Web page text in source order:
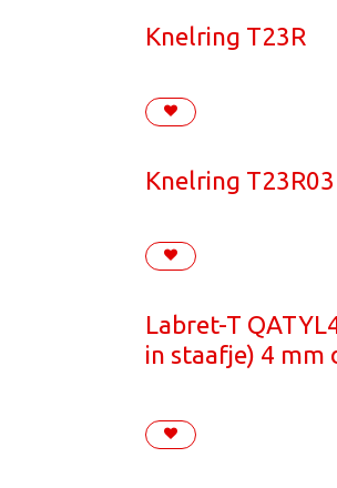
Knelring T23R
Knelring T23R03
Labret-T
in staafje) 4 mm